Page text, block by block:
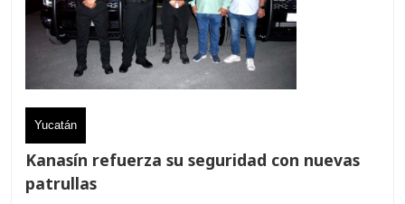
Yucatán
Kanasín refuerza su seguridad con nuevas
patrullas